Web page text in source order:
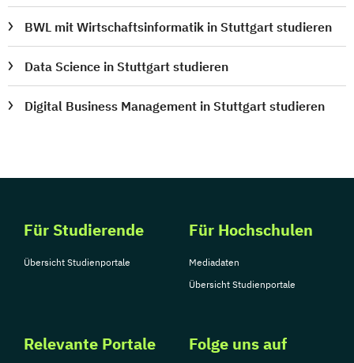
BWL mit Wirtschaftsinformatik in Stuttgart studieren
Data Science in Stuttgart studieren
Digital Business Management in Stuttgart studieren
Für Studierende
Übersicht Studienportale
Für Hochschulen
Mediadaten
Übersicht Studienportale
Relevante Portale Folge uns auf